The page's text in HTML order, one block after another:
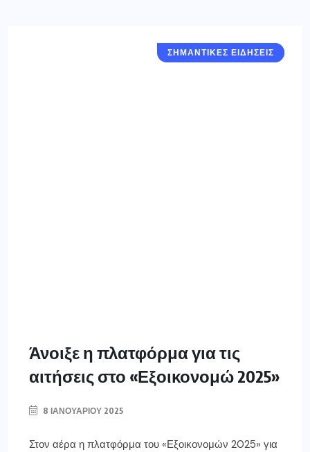
ΕΛΛΑΔΑ
ΣΗΜΑΝΤΙΚΈΣ ΕΙΔΉΣΕΙΣ
Άνοιξε η πλατφόρμα για τις
αιτήσεις στο «Εξοικονομώ 2025»
8 ΙΑΝΟΥΑΡΊΟΥ 2025
Στον αέρα η πλατφόρμα του «Εξοικονομών 2025» για